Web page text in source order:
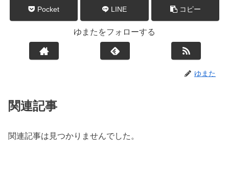
Pocket LINE コピー
ゆまたをフォローする
ゆまた
関連記事
関連記事は見つかりませんでした。